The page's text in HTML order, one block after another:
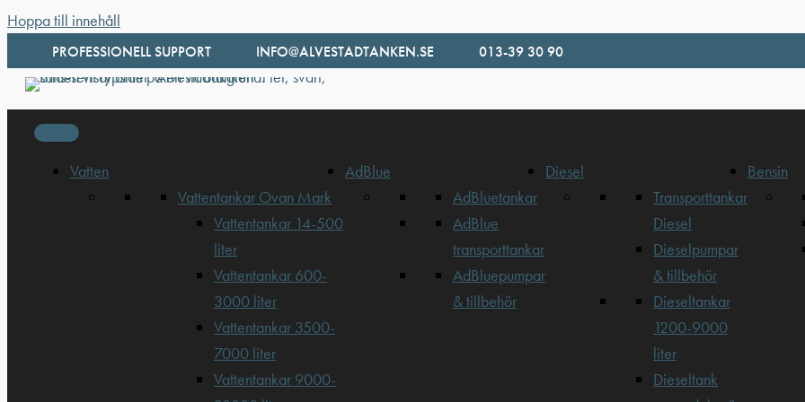
Hoppa till innehåll
PROFESSIONELL SUPPORT INFO@ALVESTADTANKEN.SE 013-39 30 90
Vatten
Vattentankar Ovan Mark
Vattentankar 14-500
liter
Vattentankar 600-
3000 liter
Vattentankar 3500-
7000 liter
Vattentankar 9000-
AdBlue
AdBluetankar
AdBlue
transporttankar
AdBluepumpar
& tillbehör
Diesel
Transporttankar
Diesel
Dieselpumpar
& tillbehör
Dieseltankar
1200-9000
liter
Dieseltank
Bensin